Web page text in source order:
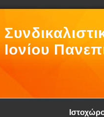
Ιονίου